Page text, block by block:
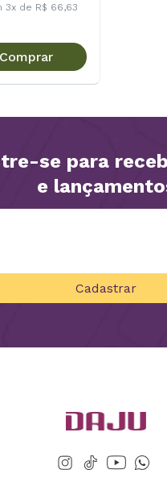
3x de R$ 66,63
Comprar
se para
e
Cadastrar